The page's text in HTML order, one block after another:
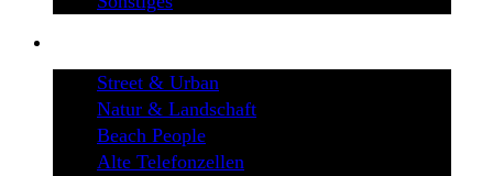
Street & Urban
Natur & Landschaft
Beach People
Alte Telefonzellen